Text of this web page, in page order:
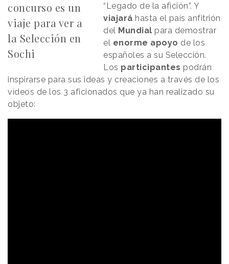
concurso es un
viaje para ver a
la Selección en
Sochi
“Legado de la afición”. Y
viajará hasta el país anfitrión
del Mundial para demostrar
el enorme apoyo de los
españoles a su Selección.
Los participantes podrán
inspirarse para sus ideas y creaciones a través de los
vídeos de los 3 aficionados que ya han realizado su
objeto: